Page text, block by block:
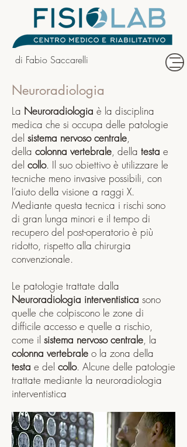
di Fabio Saccarelli
Neuroradiologia
La Neuroradiologia è la disciplina
medica che si occupa delle patologie
del sistema nervoso centrale,
della colonna vertebrale, della testa e
del collo. Il suo obiettivo è utilizzare le
tecniche meno invasive possibili, con
l’aiuto della visione a raggi X.
Mediante questa tecnica i rischi sono
di gran lunga minori e il tempo di
recupero del post-operatorio è più
ridotto, rispetto alla chirurgia
convenzionale.
Le patologie trattate dalla
Neuroradiologia interventistica sono
quelle che colpiscono le zone di
difficile accesso e quelle a rischio,
come il sistema nervoso centrale, la
colonna vertebrale o la zona della
testa e del collo. Alcune delle patologie
trattate mediante la neuroradiologia
interventistica